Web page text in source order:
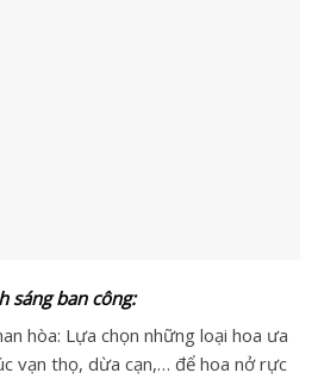
sáng ban công:
hòa: Lựa chọn những loại hoa ưa
vạn thọ, dừa cạn,… để hoa nở rực